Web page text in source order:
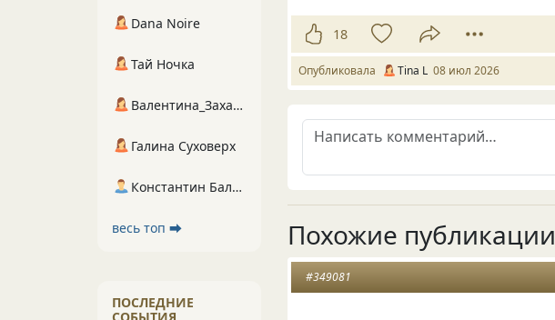
18
Опубликовала Tina L 08 июл 2026
Похожие публикации
#349081
Dana Noire
Тай Ночка
Валентина_Захарова
Галина Суховерх
Константин Балухта
весь топ ⮕
ПОСЛЕДНИЕ